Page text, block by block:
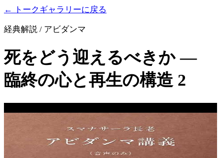
← トークギャラリーに戻る
経典解説 / アビダンマ
死をどう迎えるべきか ―
臨終の心と再生の構造 2